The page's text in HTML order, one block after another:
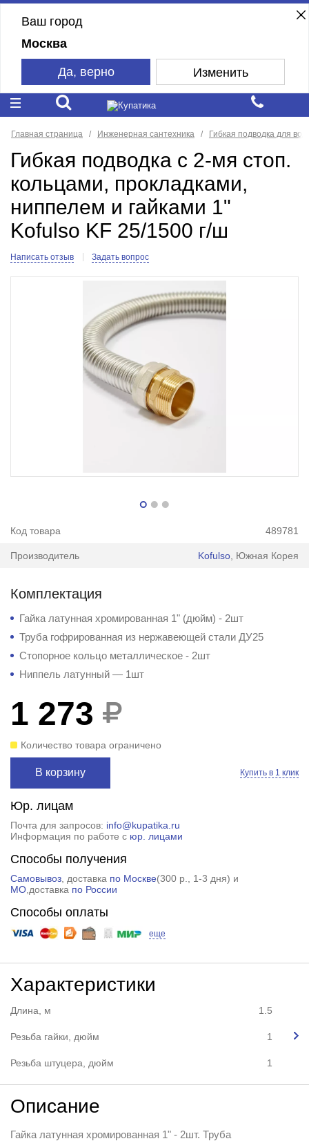
Ваш город
Москва
Да, верно Изменить
Главная страница Инженерная сантехника Гибкая подводка для
Гибкая подводка с 2-мя стоп.
кольцами, прокладками,
ниппелем и гайками 1"
Kofulso KF 25/1500 г/ш
Написать отзыв Задать вопрос
Код товара 489781
Производитель Kofulso , Южная Корея
Комплектация
Гайка латунная хромированная 1" (дюйм) - 2шт
Труба гофрированная из нержавеющей стали ДУ25
Стопорное кольцо металлическое - 2шт
Ниппель латунный — 1шт
1 273
Количество товара ограничено
В корзину Купить в 1 клик
Юр. лицам
Почта для запросов: info@kupatika.ru
Информация по работе с юр. лицами
Способы получения
Самовывоз, доставка по Москве(300 р.
, 1-3 дня) и
МО,доставка по России
Способы оплаты
еще
Характеристики
Длина, м 1.5
Резьба гайки, дюйм 1
Резьба штуцера, дюйм 1
Описание
Гайка латунная хромированная 1" - 2шт. Труба